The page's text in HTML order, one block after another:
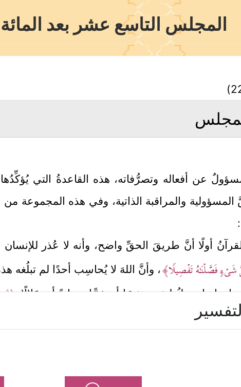
المجلس التاسع عشر بعد
عن أفعاله وتصرُّفاته، هذه القاعدةُ التي
والمراقبة الذاتية، وفي هذه المجموعة من
أولًا أنَّ طريقَ الحقِّ واضح، وأنه لا عُذر للإنسان
فَصَّلۡنَـٰهُ تَفۡصِیلࣰا﴾، وأنَّ اللهَ لا يُحاسِب أحدًا لم تبلُغه
إنما يعملُ لنفسِهِ خيرًا أو شرًّا، هدايةً أو ضَلالًا﴿مَّنِ
تُحصَى عليه صغيرها وكبيرها